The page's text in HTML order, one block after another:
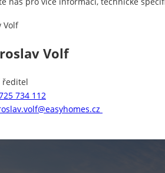
Volf
ředitel
734 112